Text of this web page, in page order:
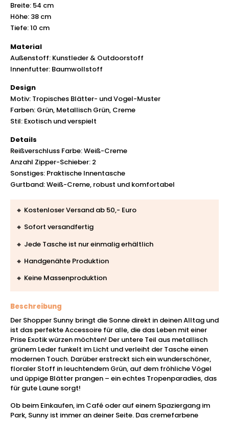
Breite: 54 cm
Höhe: 38 cm
Tiefe: 10 cm
Material
Außenstoff: Kunstleder & Outdoorstoff
Innenfutter: Baumwollstoff
Design
Motiv: Tropisches Blätter- und Vogel-Muster
Farben: Grün, Metallisch Grün, Creme
Stil: Exotisch und verspielt
Details
Reißverschluss Farbe: Weiß-Creme
Anzahl Zipper-Schieber: 2
Sonstiges: Praktische Innentasche
Gurtband: Weiß-Creme, robust und komfortabel
🔸 Kostenloser Versand ab 50,- Euro
🔸 Sofort versandfertig
🔸 Jede Tasche ist nur einmalig erhältlich
🔸 Handgenähte Produktion
🔸 Keine Massenproduktion
Beschreibung
Der Shopper Sunny bringt die Sonne direkt in deinen Alltag und
ist das perfekte Accessoire für alle, die das Leben mit einer
Prise Exotik würzen möchten! Der untere Teil aus metallisch
grünem Leder funkelt im Licht und verleiht der Tasche einen
modernen Touch. Darüber erstreckt sich ein wunderschöner,
floraler Stoff in leuchtendem Grün, auf dem fröhliche Vögel
und üppige Blätter prangen – ein echtes Tropenparadies, das
für gute Laune sorgt!
Ob beim Einkaufen, im Café oder auf einem Spaziergang im
Park, Sunny ist immer an deiner Seite. Das cremefarbene